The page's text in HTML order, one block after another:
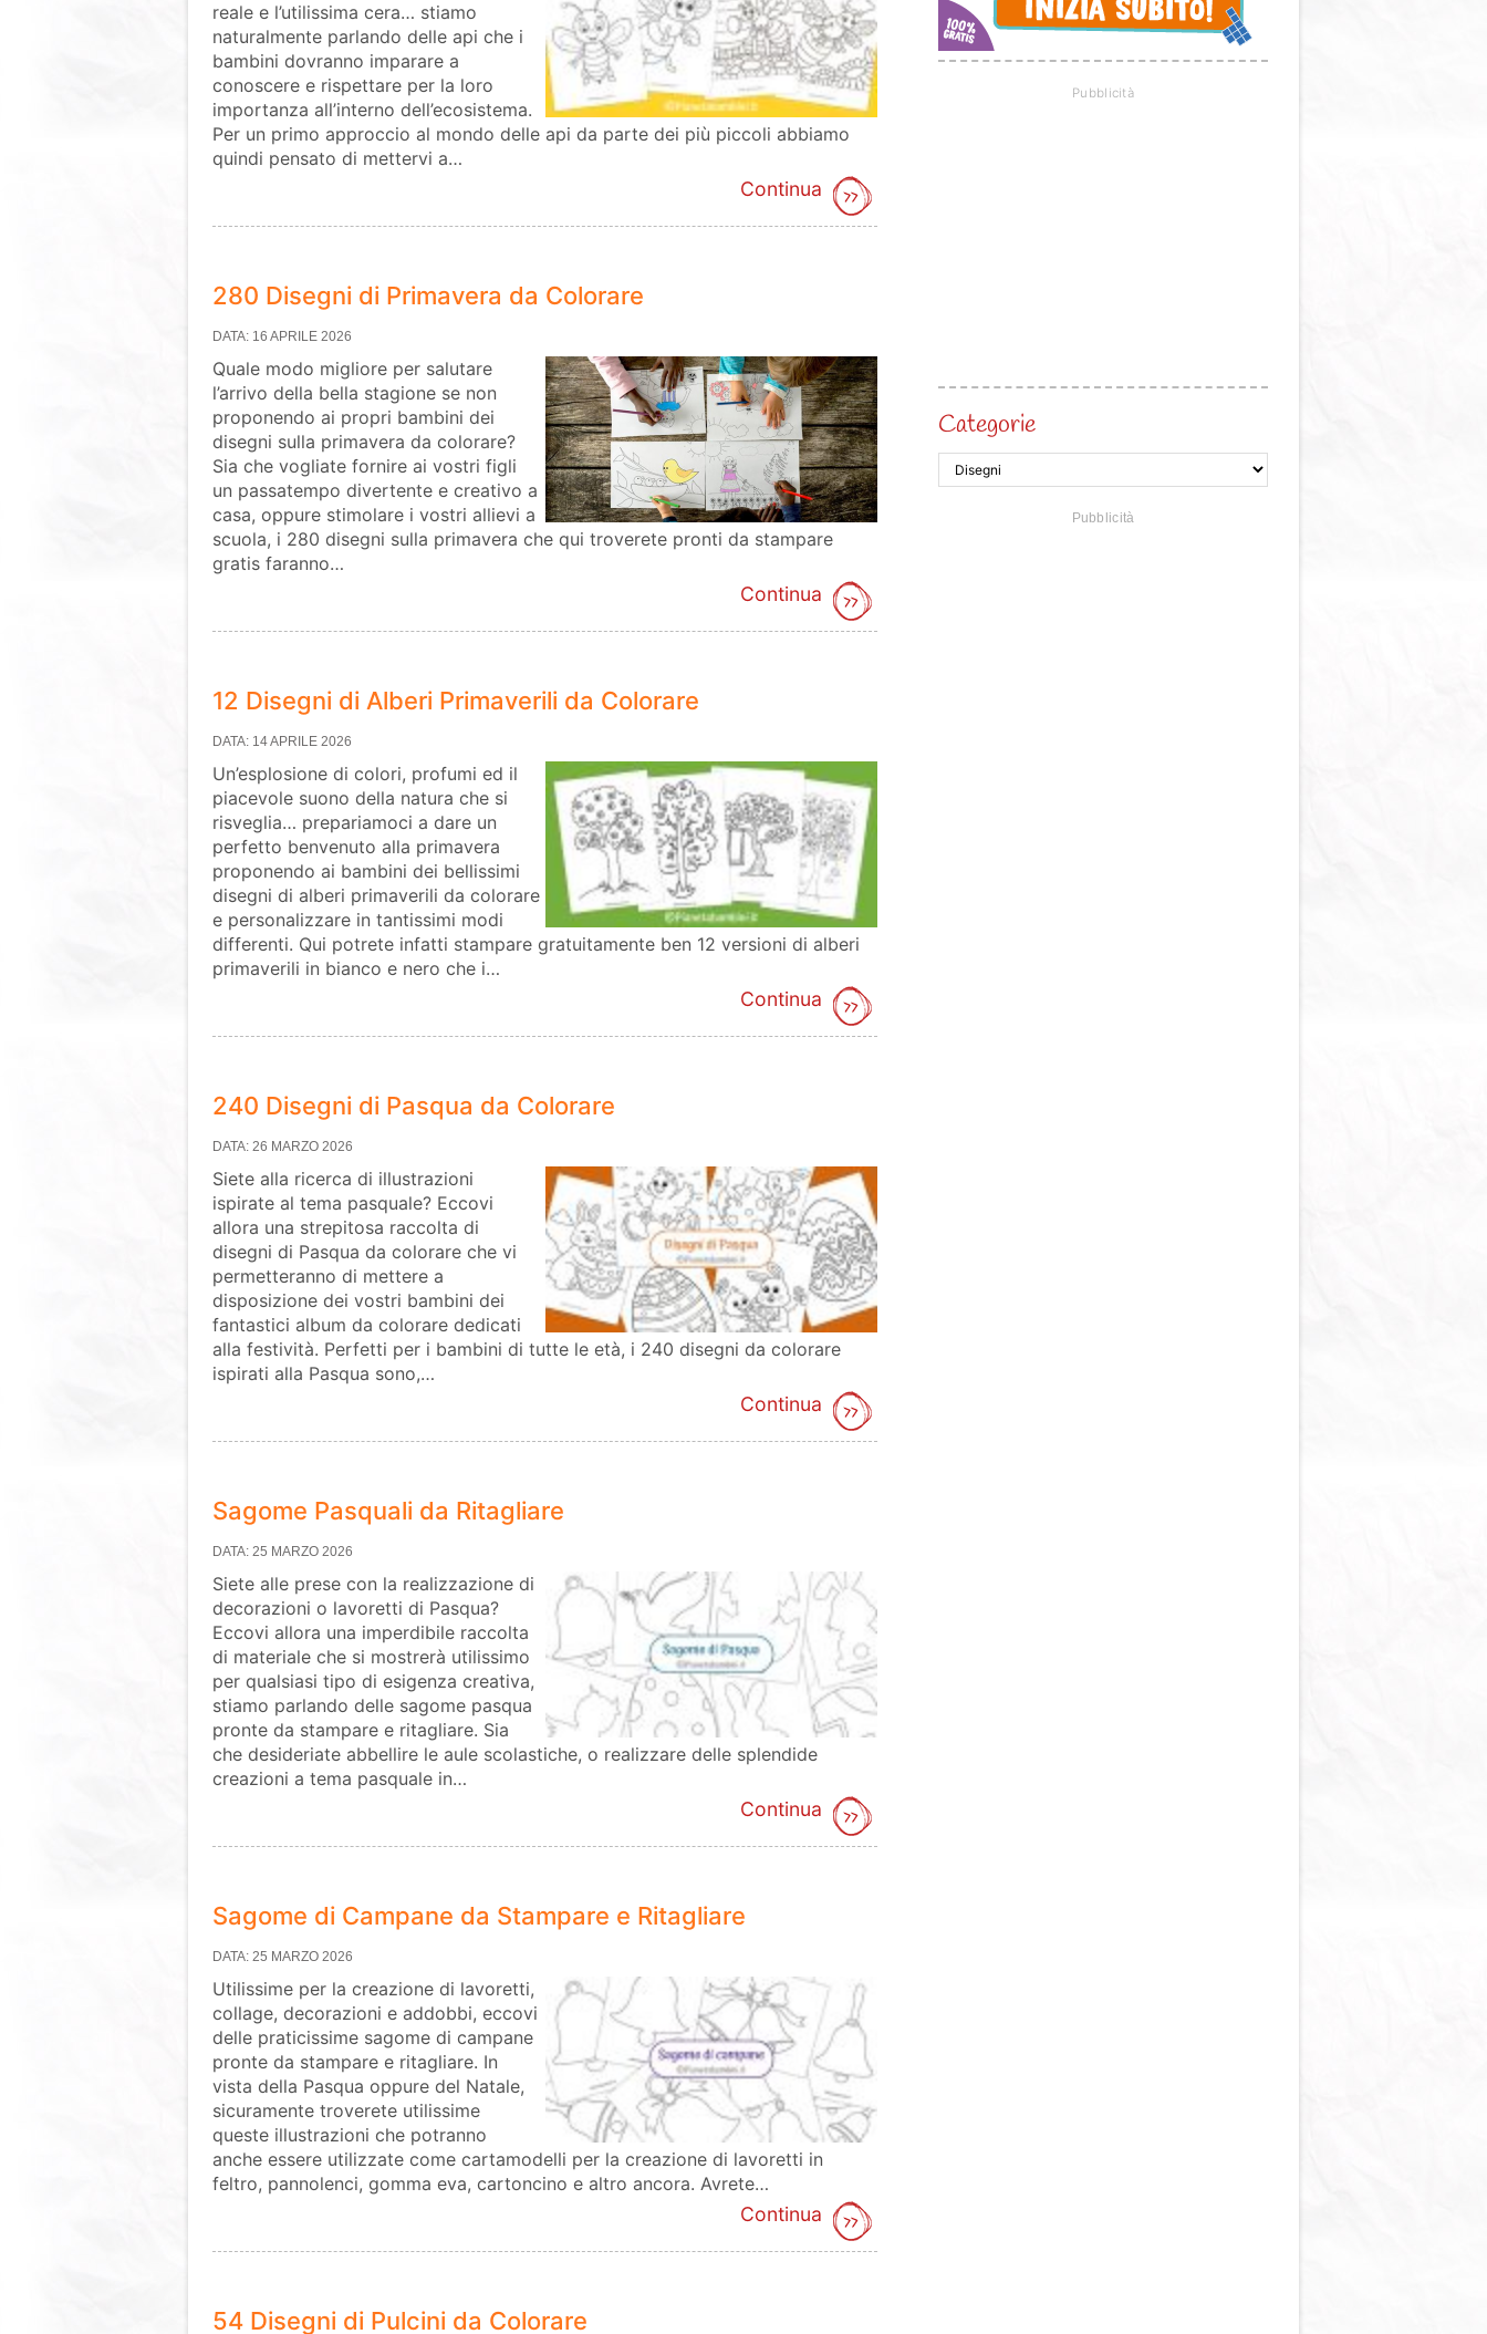
reale e l’utilissima cera… stiamo
naturalmente parlando delle api che i
bambini dovranno imparare a
conoscere e rispettare per la loro
importanza all’interno dell’ecosistema.
Per un primo approccio al mondo delle api da parte dei più piccoli abbiamo
quindi pensato di mettervi a…
Continua
280 Disegni di Primavera da Colorare
DATA: 16 APRILE 2026
Quale modo migliore per salutare
l’arrivo della bella stagione se non
proponendo ai propri bambini dei
disegni sulla primavera da colorare?
Sia che vogliate fornire ai vostri figli
un passatempo divertente e creativo a
casa, oppure stimolare i vostri allievi a
scuola, i 280 disegni sulla primavera che qui troverete pronti da stampare
gratis faranno…
Continua
12 Disegni di Alberi Primaverili da Colorare
DATA: 14 APRILE 2026
Un’esplosione di colori, profumi ed il
piacevole suono della natura che si
risveglia… prepariamoci a dare un
perfetto benvenuto alla primavera
proponendo ai bambini dei bellissimi
disegni di alberi primaverili da colorare
e personalizzare in tantissimi modi
differenti. Qui potrete infatti stampare gratuitamente ben 12 versioni di alberi
primaverili in bianco e nero che i…
Continua
240 Disegni di Pasqua da Colorare
DATA: 26 MARZO 2026
Siete alla ricerca di illustrazioni
ispirate al tema pasquale? Eccovi
allora una strepitosa raccolta di
disegni di Pasqua da colorare che vi
permetteranno di mettere a
disposizione dei vostri bambini dei
fantastici album da colorare dedicati
alla festività. Perfetti per i bambini di tutte le età, i 240 disegni da colorare
ispirati alla Pasqua sono,…
Continua
Sagome Pasquali da Ritagliare
DATA: 25 MARZO 2026
Siete alle prese con la realizzazione di
decorazioni o lavoretti di Pasqua?
Eccovi allora una imperdibile raccolta
di materiale che si mostrerà utilissimo
per qualsiasi tipo di esigenza creativa,
stiamo parlando delle sagome pasqua
pronte da stampare e ritagliare. Sia
che desideriate abbellire le aule scolastiche, o realizzare delle splendide
creazioni a tema pasquale in…
Continua
Sagome di Campane da Stampare e Ritagliare
DATA: 25 MARZO 2026
Utilissime per la creazione di lavoretti,
collage, decorazioni e addobbi, eccovi
delle praticissime sagome di campane
pronte da stampare e ritagliare. In
vista della Pasqua oppure del Natale,
sicuramente troverete utilissime
queste illustrazioni che potranno
anche essere utilizzate come cartamodelli per la creazione di lavoretti in
feltro, pannolenci, gomma eva, cartoncino e altro ancora. Avrete…
Continua
54 Disegni di Pulcini da Colorare
Categorie